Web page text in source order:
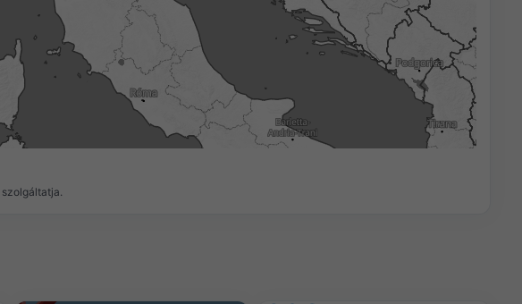
3h 6h 9h 18h 24h
06:15
szolgáltatja.